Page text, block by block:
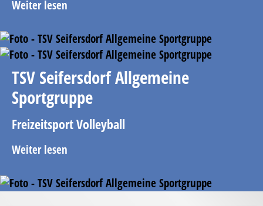
Weiter lesen
TSV Seifersdorf Allgemeine
Sportgruppe
Freizeitsport Volleyball
Weiter lesen